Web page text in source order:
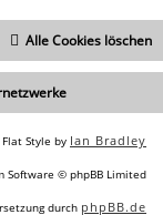
Alle Cookies löschen
Flat Style by Ian Bradley
Software © phpBB Limited
durch phpBB.de